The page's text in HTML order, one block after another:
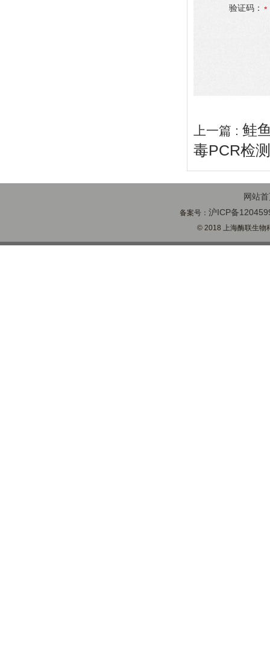
验证码：
上一篇 : 鲑
毒PCR检
网站
备案号：沪ICP备
© 2018 上海酶联生物